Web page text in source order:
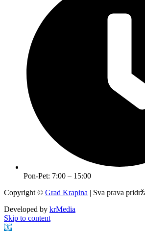
Pon-Pet: 7:00 – 15:00
Copyright © Grad Krapina | Sva prava
Developed by krMedia
Skip to content
Open toolbar